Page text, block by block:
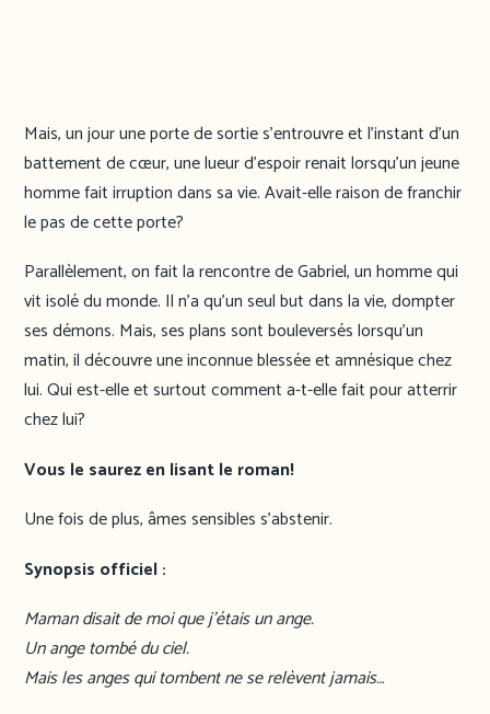
Mais, un jour une porte de sortie s’entrouvre et l’instant d’un
battement de cœur, une lueur d’espoir renait lorsqu’un jeune
homme fait irruption dans sa vie. Avait-elle raison de franchir
le pas de cette porte?
Parallèlement, on fait la rencontre de Gabriel, un homme qui
vit isolé du monde. Il n’a qu’un seul but dans la vie, dompter
ses démons. Mais, ses plans sont bouleversés lorsqu’un
matin, il découvre une inconnue blessée et amnésique chez
lui. Qui est-elle et surtout comment a-t-elle fait pour atterrir
chez lui?
Vous le saurez en lisant le roman!
Une fois de plus, âmes sensibles s’abstenir.
Synopsis officiel :
Maman disait de moi que j’étais un ange.
Un ange tombé du ciel.
Mais les anges qui tombent ne se relèvent jamais…